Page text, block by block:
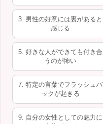
3. 男性の好意には裏があると
感じる
5. 好きな人ができても付き合
うのが怖い
7. 特定の言葉でフラッシュバ
ックが起きる
9. 自分の女性としての魅力に